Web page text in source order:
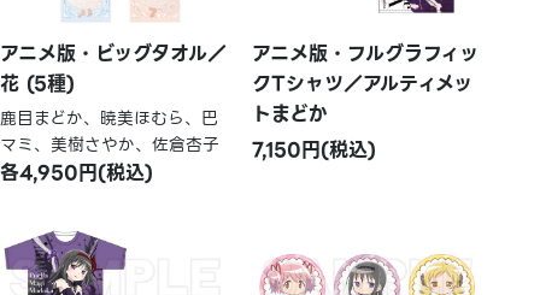
アニメ版・ビッグタオル／
花 (5種)
鹿目まどか、暁美ほむら、巴
マミ、美樹さやか、佐倉杏子
各4,950円(税込)
アニメ版・フルグラフィッ
クTシャツ／アルティメッ
トまどか
7,150円(税込)